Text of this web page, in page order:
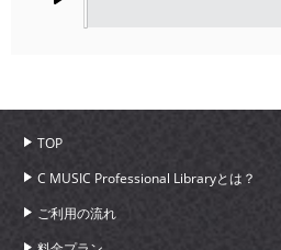
TOP
C MUSIC Professional Libraryとは？
ご利用の流れ